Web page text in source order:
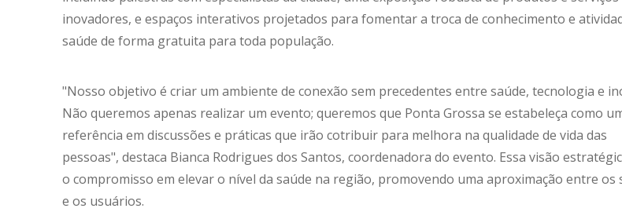
inovadores, e espaços interativos projetados para fomentar a troca de conhecimento e
saúde de forma gratuita para toda população.
"Nosso objetivo é criar um ambiente de conexão sem precedentes entre saúde, tecnologia e
Não queremos apenas realizar um evento; queremos que Ponta Grossa se estabeleça como
referência em discussões e práticas que irão cotribuir para melhora na qualidade de vida das
pessoas", destaca Bianca Rodrigues dos Santos, coordenadora do evento. Essa visão
o compromisso em elevar o nível da saúde na região, promovendo uma aproximação entre os
e os usuários.